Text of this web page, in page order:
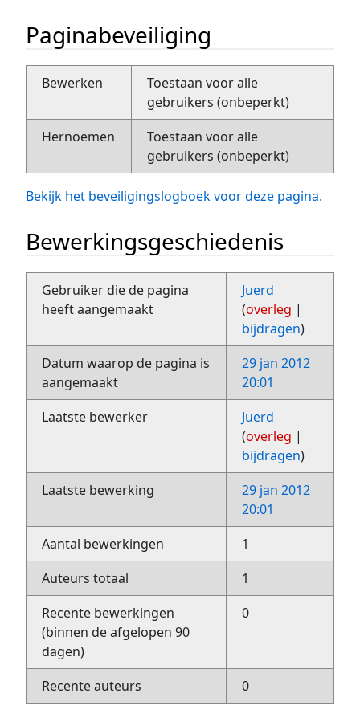
Paginabeveiliging
Bewerken
Toestaan voor alle
gebruikers (onbeperkt)
Hernoemen
Toestaan voor alle
gebruikers (onbeperkt)
Bekijk het beveiligingslogboek voor deze pagina.
Bewerkingsgeschiedenis
Gebruiker die de pagina
heeft aangemaakt
Juerd
(overleg |
bijdragen)
Datum waarop de pagina is
aangemaakt
29 jan 2012
20:01
Laatste bewerker
Juerd
(overleg |
bijdragen)
Laatste bewerking
29 jan 2012
20:01
Aantal bewerkingen
1
Auteurs totaal
1
Recente bewerkingen
(binnen de afgelopen 90
dagen)
0
Recente auteurs 0